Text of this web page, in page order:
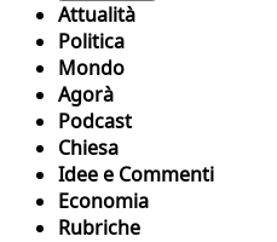
Attualità
Politica
Mondo
Agorà
Podcast
Chiesa
Idee e Commenti
Economia
Rubriche